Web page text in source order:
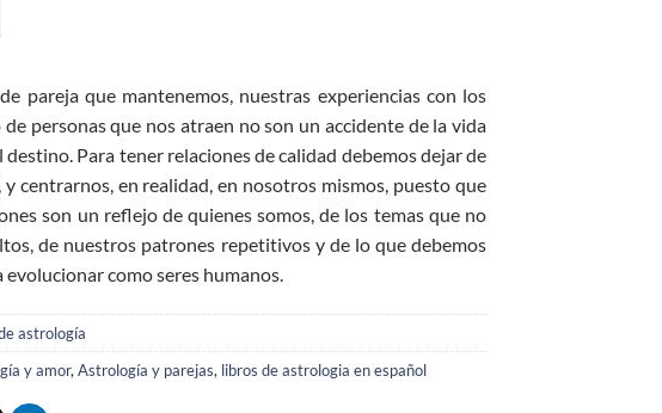
pareja que mantenemos, nuestras experiencias con los
personas que nos atraen no son un accidente de la vida
destino. Para tener relaciones de calidad debemos dejar de
y centrarnos, en realidad, en nosotros mismos, puesto que
son un reflejo de quienes somos, de los temas que no
de nuestros patrones repetitivos y de lo que debemos
evolucionar como seres humanos.
astrología
y amor,Astrología y parejas, libros de astrologia en español